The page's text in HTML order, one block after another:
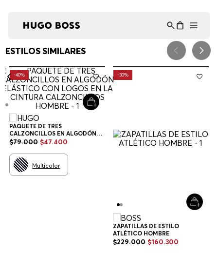
ESTILOS SIMILARES
-40%
PAQUETE DE TRES
CALZONCILLOS EN ALGODÓN
ELÁSTICO CON LOGOS EN LA
HOMBRE
$79.000 $47.400
Multicolor
-30%
ZAPATILLAS DE ESTILO
ATLÉTICO HOMBRE
$229.000 $160.300
Asistente Virtual
en línea ⋮